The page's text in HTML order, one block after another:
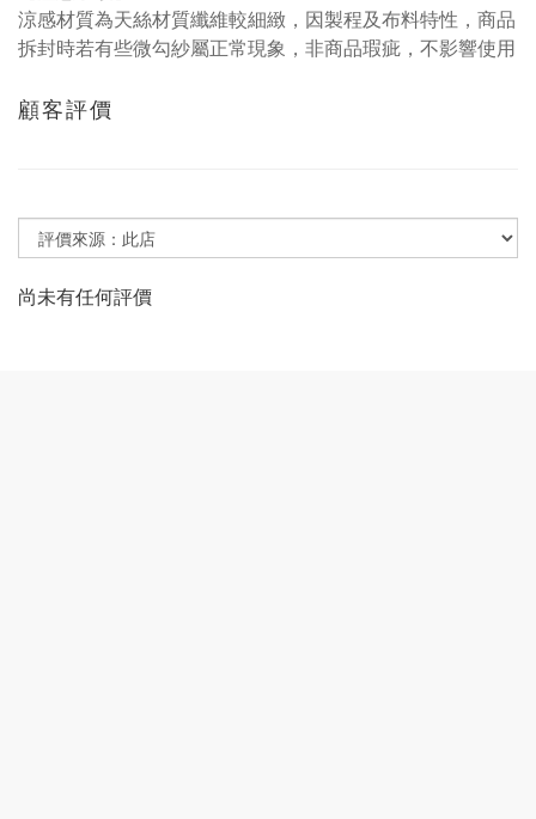
涼感材質為天絲材質纖維較細緻，因製程及布料特性，商品
拆封時若有些微勾紗屬正常現象，非商品瑕疵，不影響使用
顧客評價
尚未有任何評價